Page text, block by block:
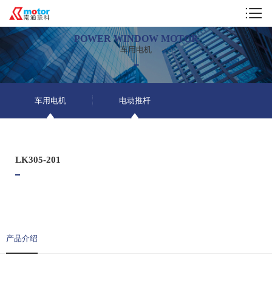
POWER WINDOW MOTOR
车用电机
车用电机 电动推杆
LK305-201
产品介绍